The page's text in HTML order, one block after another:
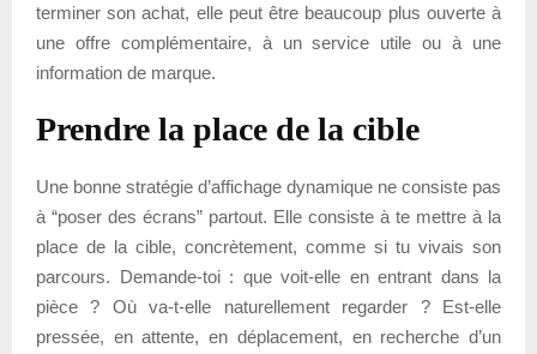
terminer son achat, elle peut être beaucoup plus ouverte à
une offre complémentaire, à un service utile ou à une
information de marque.
Prendre la place de la cible
Une bonne stratégie d’affichage dynamique ne consiste pas
à “poser des écrans” partout. Elle consiste à te mettre à la
place de la cible, concrètement, comme si tu vivais son
parcours. Demande-toi : que voit-elle en entrant dans la
pièce ? Où va-t-elle naturellement regarder ? Est-elle
pressée, en attente, en déplacement, en recherche d’un